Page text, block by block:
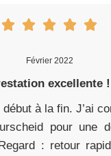
Février 2022
excellente !
à la fin. J’ai
pour une
: retour